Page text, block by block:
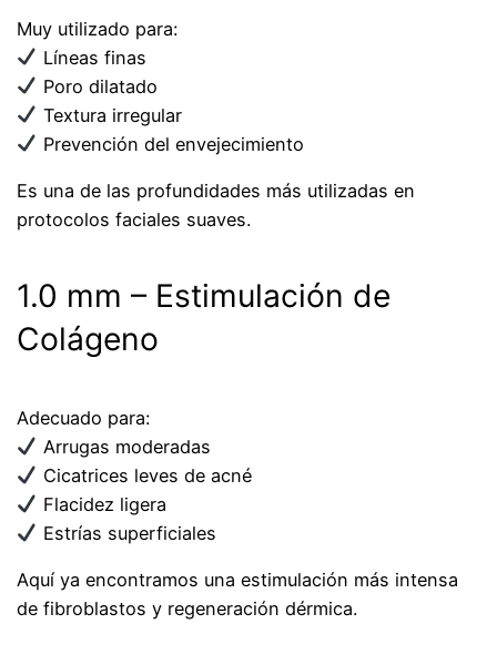
Muy utilizado para:
Líneas finas
Poro dilatado
Textura irregular
Prevención del envejecimiento
Es una de las profundidades más utilizadas en
protocolos faciales suaves.
1.0 mm – Estimulación de
Colágeno
Adecuado para:
Arrugas moderadas
Cicatrices leves de acné
Flacidez ligera
Estrías superficiales
Aquí ya encontramos una estimulación más intensa
de fibroblastos y regeneración dérmica.